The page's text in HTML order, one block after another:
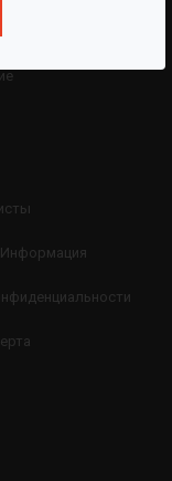
ССЫЛКИ
Информация